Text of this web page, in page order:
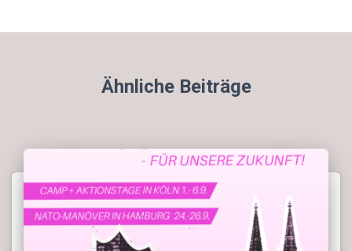
Ähnliche Beiträge